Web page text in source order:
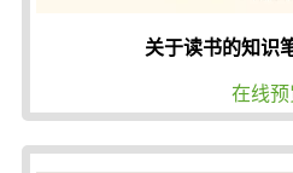
关于读书的知识
在线